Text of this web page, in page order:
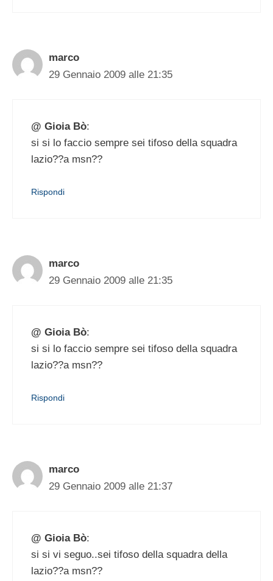
marco
29 Gennaio 2009 alle 21:35
@ Gioia Bò:
si si lo faccio sempre sei tifoso della squadra
lazio??a msn??
Rispondi
marco
29 Gennaio 2009 alle 21:35
@ Gioia Bò:
si si lo faccio sempre sei tifoso della squadra
lazio??a msn??
Rispondi
marco
29 Gennaio 2009 alle 21:37
@ Gioia Bò:
si si vi seguo..sei tifoso della squadra della
lazio??a msn??